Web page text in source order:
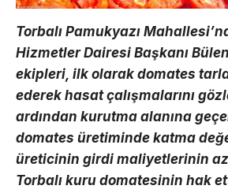
Torbalı Pamukyazı
Hizmetler Dairesi Başkanı
ekipleri, ilk olarak domates
ederek hasat çalışmalarını
ardından kurutma alanına
domates üretiminde katma
üreticinin girdi maliyetlerinin
Torbalı kuru domatesinin hak